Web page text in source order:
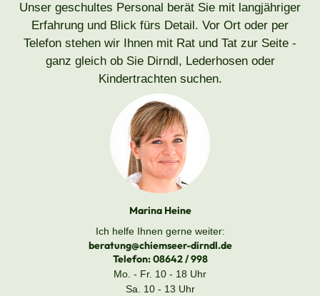
Unser geschultes Personal berät Sie mit langjähriger
Erfahrung und Blick fürs Detail. Vor Ort oder per
Telefon stehen wir Ihnen mit Rat und Tat zur Seite -
ganz gleich ob Sie Dirndl, Lederhosen oder
Kindertrachten suchen.
Marina Heine
Ich helfe Ihnen gerne weiter:
beratung@chiemseer-dirndl.de
Telefon:08642 / 998
Mo. - Fr. 10 - 18 Uhr
Sa. 10 - 13 Uhr